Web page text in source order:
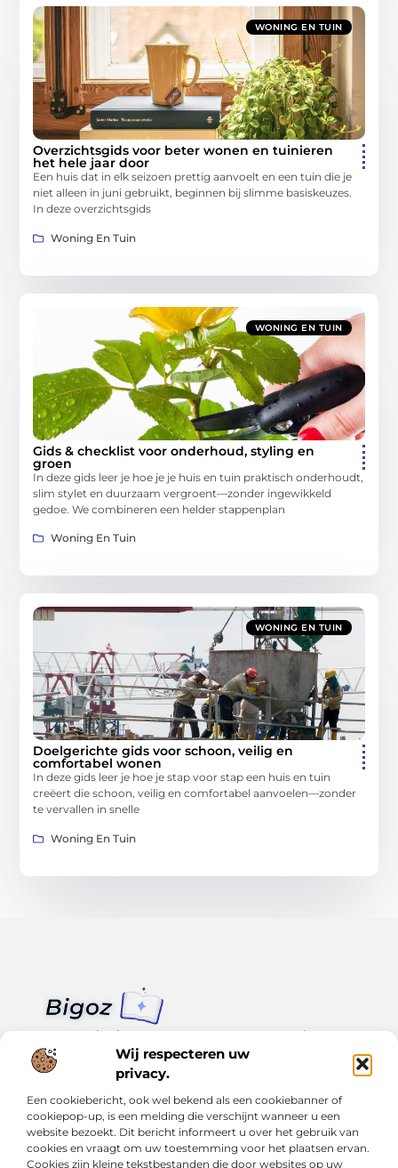
Wij respecteren uw
privacy.
Een cookiebericht, ook wel bekend als een cookiebanner of
cookiepop-up, is een melding die verschijnt wanneer u een
website bezoekt. Dit bericht informeert u over het gebruik van
cookies en vraagt om uw toestemming voor het plaatsen ervan.
Cookies zijn kleine tekstbestanden die door websites op uw
WONING EN TUIN
Overzichtsgids voor beter wonen en tuinieren
het hele jaar door
Een huis dat in elk seizoen prettig aanvoelt en een tuin die je
niet alleen in juni gebruikt, beginnen bij slimme basiskeuzes.
In deze overzichtsgids
Woning En Tuin
WONING EN TUIN
Gids & checklist voor onderhoud, styling en
groen
In deze gids leer je hoe je je huis en tuin praktisch onderhoudt,
slim stylet en duurzaam vergroent—zonder ingewikkeld
gedoe. We combineren een helder stappenplan
Woning En Tuin
WONING EN TUIN
Doelgerichte gids voor schoon, veilig en
comfortabel wonen
In deze gids leer je hoe je stap voor stap een huis en tuin
creëert die schoon, veilig en comfortabel aanvoelen—zonder
te vervallen in snelle
Woning En Tuin
Van klein nieuws tot grote trends – alles op Bigoz.nl.
Lees inspirerende blogs en artikelen over het dagelijks leven,
actualiteit en meer.
Bericht categorie